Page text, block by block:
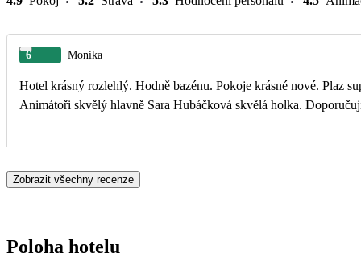
6 Monika
Hotel krásný rozlehlý. Hodně bazénu. Pokoje krásné nové. Plaz
Animátoři skvělý hlavně Sara Hubáčková skvělá holka.
Zobrazit všechny recenze
Poloha hotelu